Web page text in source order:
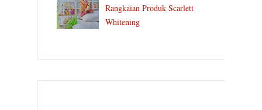
Rangkaian Produk Scarlett
Whitening